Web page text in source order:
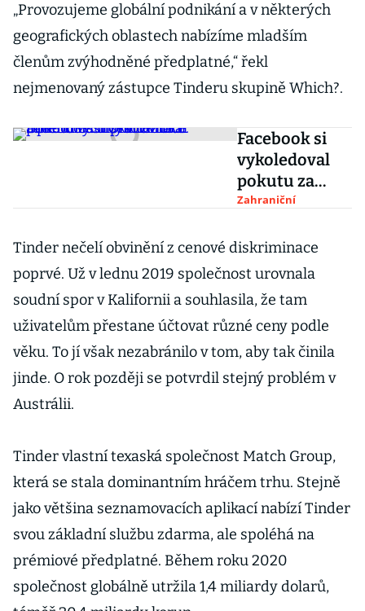
„Provozujeme globální podnikání a v některých
geografických oblastech nabízíme mladším
členům zvýhodněné předplatné,“ řekl
nejmenovaný zástupce Tinderu skupině Which?.
Facebook si
vykoledoval
pokutu za
diskriminaci
pracovníků.
Upřednostňov
Zahraniční
Tinder nečelí obvinění z cenové diskriminace
poprvé. Už v lednu 2019 společnost urovnala
soudní spor v Kalifornii a souhlasila, že tam
uživatelům přestane účtovat různé ceny podle
věku. To jí však nezabránilo v tom, aby tak činila
jinde. O rok později se potvrdil stejný problém v
Austrálii.
Tinder vlastní texaská společnost Match Group,
která se stala dominantním hráčem trhu. Stejně
jako většina seznamovacích aplikací nabízí Tinder
svou základní službu zdarma, ale spoléhá na
prémiové předplatné. Během roku 2020
společnost globálně utržila 1,4 miliardy dolarů,